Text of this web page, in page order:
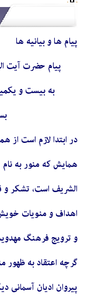
پیام ها و بیانیه ها
پیام حضرت آیت
به بیست و
در ابتدا لازم است از
همایش که منور به
الشریف است، تشکر و
اهداف و منویات
و ترویج فرهنگ
گرچه اعتقاد به ظهور
پیروان ادیان آسمانی